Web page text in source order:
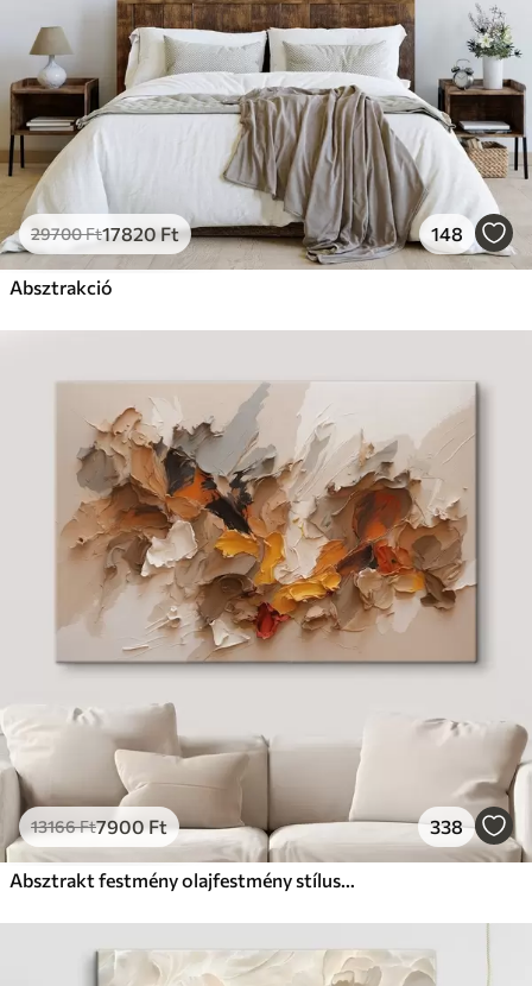
29700Ft17820Ft 148
Absztrakció
13166Ft7900Ft 338
Absztrakt festmény olajfestmény stílusban